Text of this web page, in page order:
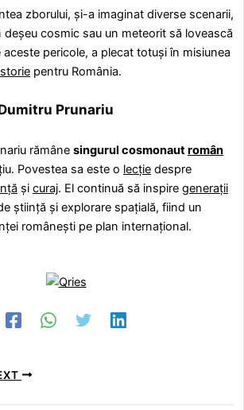
zborului, și-a imaginat diverse scenarii,
deșeu cosmic sau un meteorit să lovească
pericole, a plecat totuși în misiunea
pentru România.
Prunariu
rămâne singurul cosmonautromân
Povestea sa este o lecție despre
și curaj. El continuă să inspire generații
știință și explorare spațială, fiind un
românești pe plan internațional.